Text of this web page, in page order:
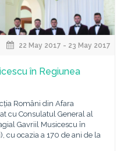
22 May 2017 - 23 May 2017
în Regiunea
Români din Afara
cu Consulatul General al
Gavriil Musicescu în
cu ocazia a 170 de ani de la